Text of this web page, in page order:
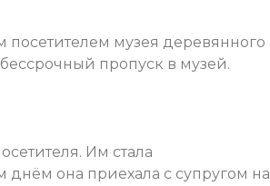
музея деревянного
пропуск в музей.
Им стала
она приехала с супругом на